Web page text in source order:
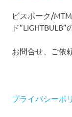
ビスポーク/
ド”LIGHTBULB”
お問合せ、ご依
プライバシーポ